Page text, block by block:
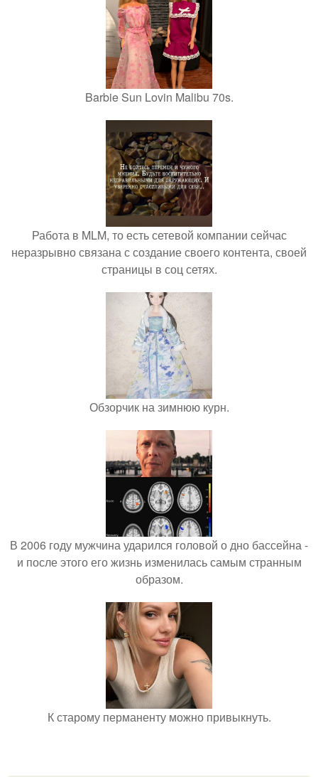
Barbie Sun Lovin Malibu 70s.
Работа в MLM, то есть сетевой компании сейчас
неразрывно связана с создание своего контента, своей
страницы в соц сетях.
Обзорчик на зимнюю курн.
В 2006 году мужчина ударился головой о дно бассейна -
и после этого его жизнь изменилась самым странным
образом.
К старому перманенту можно привыкнуть.